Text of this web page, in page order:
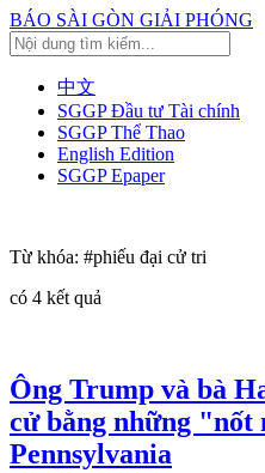
BÁO SÀI GÒN GIẢI PHÓNG
中文
SGGP Đầu tư Tài chính
SGGP Thể Thao
English Edition
SGGP Epaper
Từ khóa: #phiếu đại cử tri
có 4 kết quả
Ông Trump và bà
cử bằng những
Pennsylvania